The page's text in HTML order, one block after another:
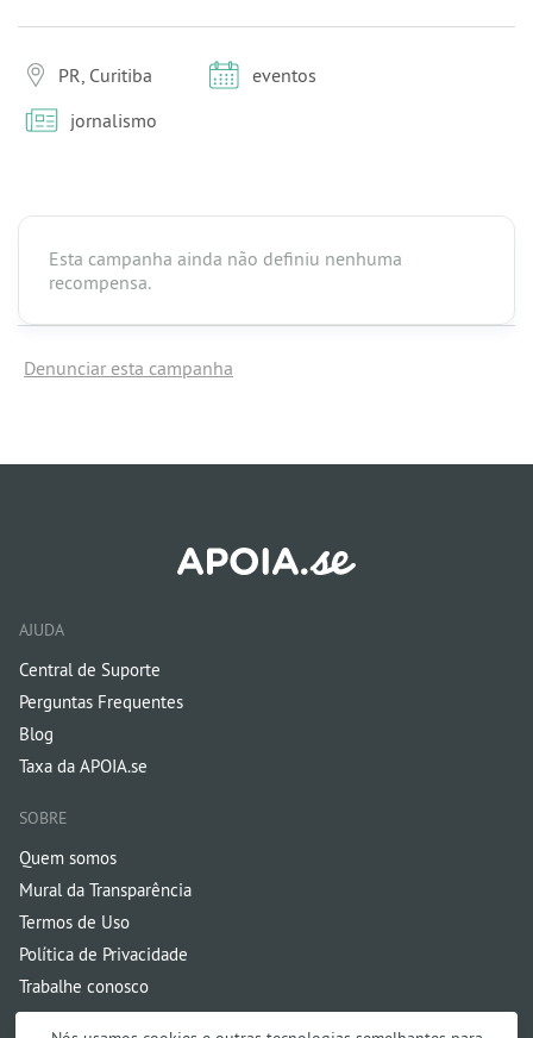
PR, Curitiba
eventos
jornalismo
Esta campanha ainda não definiu nenhuma
recompensa.
Denunciar esta campanha
AJUDA
Central de Suporte
Perguntas Frequentes
Blog
Taxa da APOIA.se
SOBRE
Quem somos
Mural da Transparência
Termos de Uso
Política de Privacidade
Trabalhe conosco